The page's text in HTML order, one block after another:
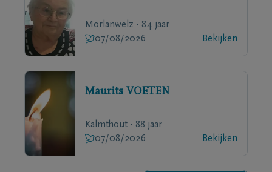
Morlanwelz - 84 jaar
07/08/2026
Bekijken
Maurits VOETEN
Kalmthout - 88 jaar
07/08/2026
Bekijken